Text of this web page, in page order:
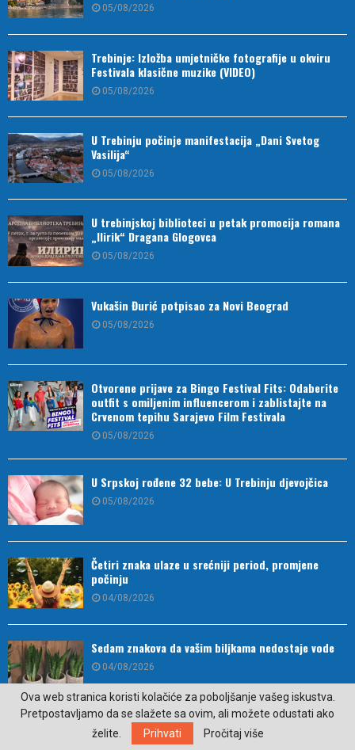
05/08/2026
Trebinje: Izložba umjetničke fotografije u okviru
Festivala klasične muzike (VIDEO)
05/08/2026
U Trebinju počinje manifestacija „Dani Svetog
Vasilija“
05/08/2026
U trebinjskoj biblioteci u petak promocija romana
„Ilirik“ Dragana Glogovca
05/08/2026
Vukašin Đurić potpisao za Novi Beograd
05/08/2026
Otvorene prijave za Bingo Festival Fits: Odaberite
outfit s omiljenim influencerom i zablistajte na
Crvenom tepihu Sarajevo Film Festivala
05/08/2026
U Srpskoj rođene 32 bebe: U Trebinju djevojčica
05/08/2026
Četiri znaka ulaze u srećniji period, promjene
počinju
04/08/2026
Sedam znakova da vašim biljkama nedostaje vode
04/08/2026
Ova web stranica koristi kolačiće za poboljšanje vašeg iskustva.
Pretpostavljamo da se slažete sa ovim, ali možete odustati ako
želite.
Prihvati Pročitaj više